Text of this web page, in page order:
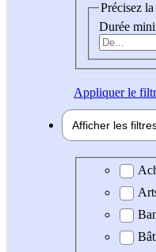
Précisez
Durée
Appliquerle
Afficher les
Domaine